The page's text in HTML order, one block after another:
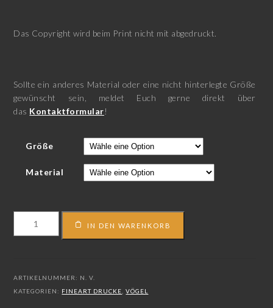
Das Copyright wird beim Print nicht mit abgedruckt.
Sollte ein anderes Material oder eine nicht hinterlegte Größe
gewünscht sein, meldet Euch gerne direkt über
das Kontaktformular!
Größe
Material
Menge
IN DEN WARENKORB
ARTIKELNUMMER: N. V.
KATEGORIEN: FINEART DRUCKE ,VÖGEL